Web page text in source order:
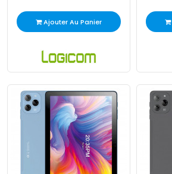
Ajouter Au Panier